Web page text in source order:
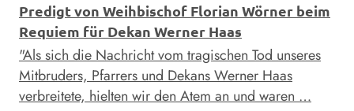
Predigt von Weihbischof Florian Wörner beim
Requiem für Dekan Werner Haas
"Als sich die Nachricht vom tragischen Tod unseres
Mitbruders, Pfarrers und Dekans Werner Haas
verbreitete, hielten wir den Atem an und waren …